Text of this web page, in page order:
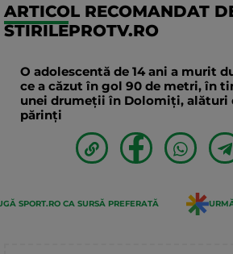
ARTICOL RECOMANDAT
STIRILEPROTV.RO
O adolescentă de 14 ani a murit
ce a căzut în gol 90 de metri, în
unei drumeții în Dolomiți, alături
părinți
SPORT.RO CA SURSĂ PREFERATĂ